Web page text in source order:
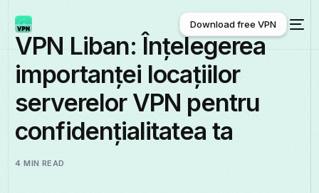
Download free VPN
Download free VPN
VPN Liban: Înțelegerea
importanței locațiilor
serverelor VPN pentru
confidențialitatea ta
4 MIN READ